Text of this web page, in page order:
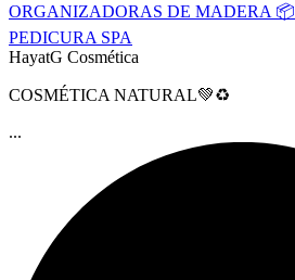
ORGANIZADORAS DE MADERA 📦
PEDICURA SPA
HayatG Cosmética
COSMÉTICA NATURAL💚♻️
...